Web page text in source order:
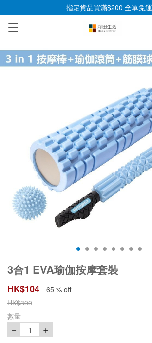
指定貨品買滿$200 全單免運
已加入購物車
3合1 EVA瑜伽按摩套裝
HK$104 65 % off
HK$300
數量
－ 1 ＋